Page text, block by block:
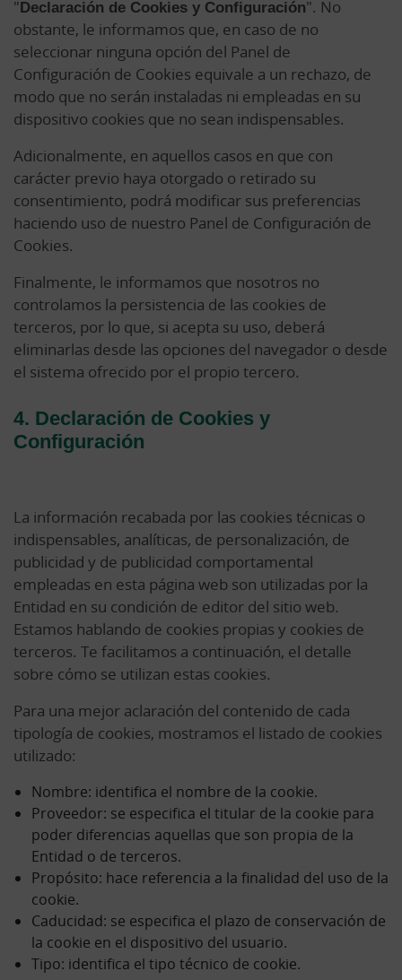
"Declaración de Cookies y Configuración". No
obstante, le informamos que, en caso de no
seleccionar ninguna opción del Panel de
Configuración de Cookies equivale a un rechazo, de
modo que no serán instaladas ni empleadas en su
dispositivo cookies que no sean indispensables.
Adicionalmente, en aquellos casos en que con
carácter previo haya otorgado o retirado su
consentimiento, podrá modificar sus preferencias
haciendo uso de nuestro Panel de Configuración de
Cookies.
Finalmente, le informamos que nosotros no
controlamos la persistencia de las cookies de
terceros, por lo que, si acepta su uso, deberá
eliminarlas desde las opciones del navegador o desde
el sistema ofrecido por el propio tercero.
4. Declaración de Cookies y
Configuración
La información recabada por las cookies técnicas o
indispensables, analíticas, de personalización, de
publicidad y de publicidad comportamental
empleadas en esta página web son utilizadas por la
Entidad en su condición de editor del sitio web.
Estamos hablando de cookies propias y cookies de
terceros. Te facilitamos a continuación, el detalle
sobre cómo se utilizan estas cookies.
Para una mejor aclaración del contenido de cada
tipología de cookies, mostramos el listado de cookies
utilizado:
Nombre: identifica el nombre de la cookie.
Proveedor: se especifica el titular de la cookie para
poder diferencias aquellas que son propia de la
Entidad o de terceros.
Propósito: hace referencia a la finalidad del uso de la
cookie.
Caducidad: se especifica el plazo de conservación de
la cookie en el dispositivo del usuario.
Tipo: identifica el tipo técnico de cookie.